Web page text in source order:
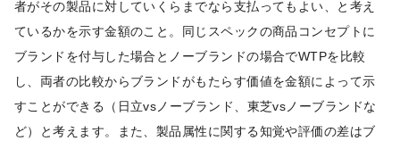
者がその製品に対していくらまでなら支払ってもよい、と考え
ているかを示す金額のこと。同じスペックの商品コンセプトに
ブランドを付与した場合とノーブランドの場合でWTPを比較
し、両者の比較からブランドがもたらす価値を金額によって示
すことができる（日立vsノーブランド、東芝vsノーブランドな
ど）と考えます。また、製品属性に関する知覚や評価の差はブ